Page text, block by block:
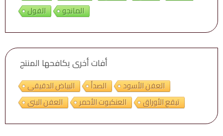
الفول
المانجو
أفات أخرى يكافحها المنتج
البياض الدقيقى الصدأ
العفن الأسود
العفن البنى
العنكبوت الأحمر تبقع الأوراق